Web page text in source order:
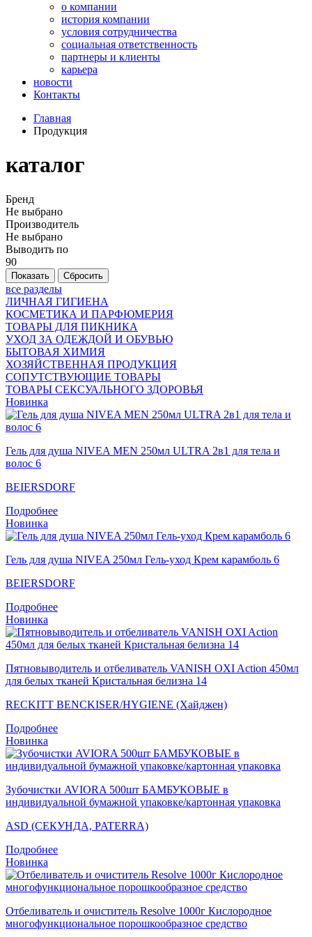
о компании
история компании
условия сотрудничества
социальная ответственность
партнеры и клиенты
карьера
новости
Контакты
Главная
Продукция
каталог
Бренд
Не выбрано
Производитель
Не выбрано
Выводить по
90
все разделы
ЛИЧНАЯ ГИГИЕНА
КОСМЕТИКА И ПАРФЮМЕРИЯ
ТОВАРЫ ДЛЯ ПИКНИКА
УХОД ЗА ОДЕЖДОЙ И ОБУВЬЮ
БЫТОВАЯ ХИМИЯ
ХОЗЯЙСТВЕННАЯ ПРОДУКЦИЯ
СОПУТСТВУЮЩИЕ ТОВАРЫ
ТОВАРЫ СЕКСУАЛЬНОГО ЗДОРОВЬЯ
Новинка
Гель для душа NIVEA MEN 250мл ULTRA 2в1 для тела и
волос 6
BEIERSDORF
Подробнее
Новинка
Гель для душа NIVEA 250мл Гель-уход Крем карамболь 6
BEIERSDORF
Подробнее
Новинка
Пятновыводитель и отбеливатель VANISH OXI Action 450мл
для белых тканей Кристальная белизна 14
RECKITT BENCKISER/HYGIENE (Хайджен)
Подробнее
Новинка
Зубочистки AVIORA 500шт БАМБУКОВЫЕ в
индивидуальной бумажной упаковке/картонная упаковка
ASD (СЕКУНДА, PATERRA)
Подробнее
Новинка
Отбеливатель и очиститель Resolve 1000г Кислородное
многофункциональное порошкообразное средство